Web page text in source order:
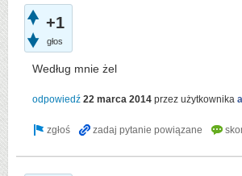
+1
głos
Według mnie żel
odpowiedź 22 marca 2014 przez użytkownika